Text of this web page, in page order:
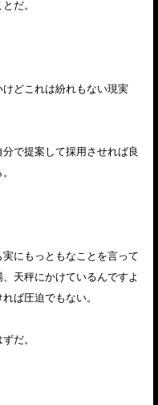
だ。
けどこれは紛れもない現実
で提案して採用させれば良
にもっともなことを言って
天秤にかけているんですよ
ば圧迫でもない。
だ。